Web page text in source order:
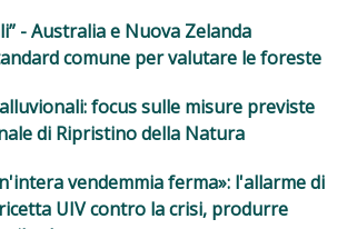
- Australia e Nuova Zelanda
comune per valutare le foreste
focus sulle misure previste
di Ripristino della Natura
vendemmia ferma»: l'allarme di
UIV contro la crisi, produrre